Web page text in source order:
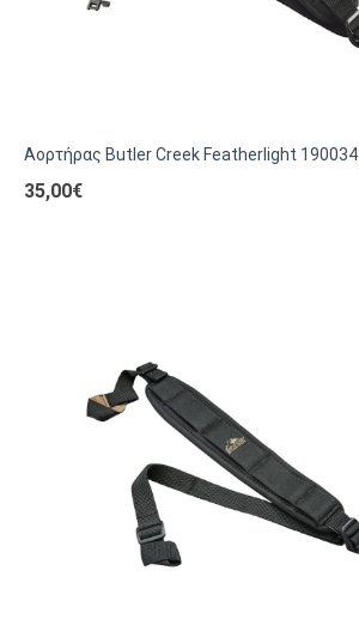
Αορτήρας Butler Creek Featherlight 190034
35,00€